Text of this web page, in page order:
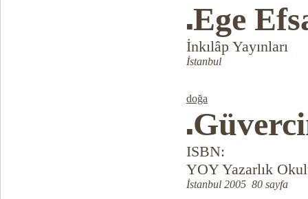
■Ege
İnkılâp Yayınları
İstanbul
doğa
■
ISBN:
YOY Yazarlık
İstanbul 2005 80 sayfa